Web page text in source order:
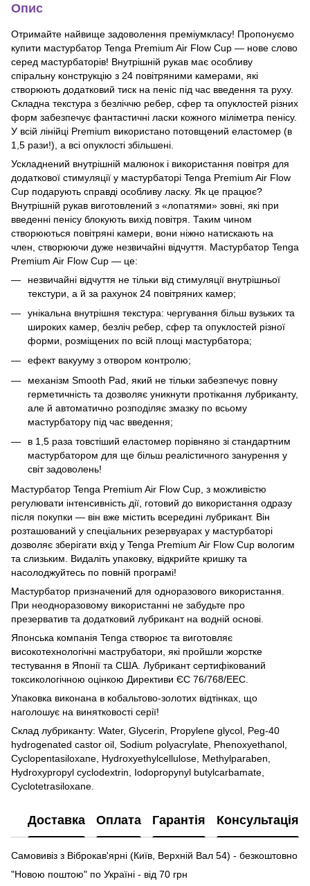
Опис
Отримайте найвище задоволення преміумкласу! Пропонуємо
купити мастурбатор Tenga Premium Air Flow Cup — нове слово
серед мастурбаторів! Внутрішній рукав має особливу
спіральну конструкцію з 24 повітряними камерами, які
створюють додатковий тиск на пеніс під час введення та руху.
Складна текстура з безліччю ребер, сфер та опуклостей різних
форм забезпечує фантастичні ласки кожного міліметра пенісу.
У всій лінійці Premium використано потовщений еластомер (в
1,5 рази!), а всі опуклості збільшені.
Ускладнений внутрішній малюнок і використання повітря для
додаткової стимуляції у мастурбаторі Tenga Premium Air Flow
Cup подарують справді особливу ласку. Як це працює?
Внутрішній рукав виготовлений з «лопатями» зовні, які при
введенні пенісу блокують вихід повітря. Таким чином
створюються повітряні камери, вони ніжно натискають на
член, створюючи дуже незвичайні відчуття. Мастурбатор Tenga
Premium Air Flow Cup — це:
незвичайні відчуття не тільки від стимуляції внутрішньої
текстури, а й за рахунок 24 повітряних камер;
унікальна внутрішня текстура: чергування більш вузьких та
широких камер, безліч ребер, сфер та опуклостей різної
форми, розміщених по всій площі мастурбатора;
ефект вакууму з отвором контролю;
механізм Smooth Pad, який не тільки забезпечує повну
герметичність та дозволяє уникнути протікання лубриканту,
але й автоматично розподіляє змазку по всьому
мастурбатору під час введення;
в 1,5 раза товстіший еластомер порівняно зі стандартним
мастурбатором для ще більш реалістичного занурення у
світ задоволень!
Мастурбатор Tenga Premium Air Flow Cup, з можливістю
регулювати інтенсивність дії, готовий до використання одразу
після покупки — він вже містить всередині лубрикант. Він
розташований у спеціальних резервуарах у мастурбаторі
дозволяє зберігати вхід у Tenga Premium Air Flow Cup вологим
та слизьким. Видаліть упаковку, відкрийте кришку та
насолоджуйтесь по повній програмі!
Мастурбатор призначений для одноразового використання.
При неодноразовому використанні не забудьте про
презерватив та додатковий лубрикант на водній основі.
Японська компанія Tenga створює та виготовляє
високотехнологічні маструбатори, які пройшли жорстке
тестування в Японії та США. Лубрикант сертифікований
токсикологічною оцінкою Директиви ЄС 76/768/EEC.
Упаковка виконана в кобальтово-золотих відтінках, що
наголошує на винятковості серії!
Склад лубриканту: Water, Glycerin, Propylene glycol, Peg-40
hydrogenated castor oil, Sodium polyacrylate, Phenoxyethanol,
Cyclopentasiloxane, Hydroxyethylcellulose, Methylparaben,
Hydroxypropyl cyclodextrin, Iodopropynyl butylcarbamate,
Cyclotetrasiloxane.
Доставка Оплата Гарантія Консультація
Самовивіз з Віброкав'ярні (Київ, Верхній Вал 54) - безкоштовно
"Новою поштою" по Україні - від 70 грн